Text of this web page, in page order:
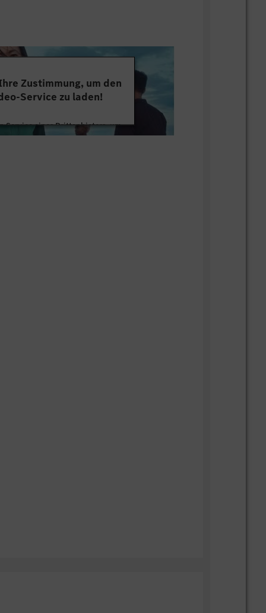
Zustimmung, um den
Service zu laden!
Service eines Drittanbieters, um
Dieser Service kann Daten zu